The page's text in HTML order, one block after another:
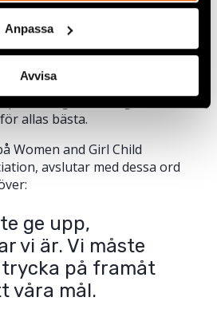
Anpassa
Avvisa
vill ha jämställdhet.
Men sedan blir vi
missförstådda. Vi blir
det fortsätter vi framåt
det vi gör och vi gör det för
allas bästa.
Women and Girl Child
avslutar med dessa ord
ge upp,
vi är. Vi måste
på framåt
våra mål.